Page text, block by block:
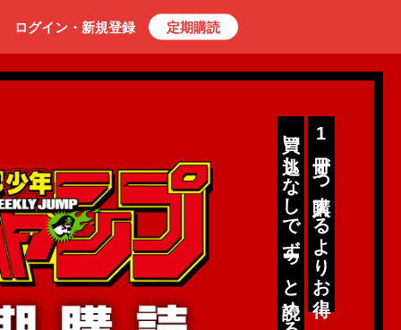
ログイン・ 新規登録 定期購読
1冊ずつ購入するよりお得！
買い逃しなしでず
っと読める
便利」週刊少年ジャ